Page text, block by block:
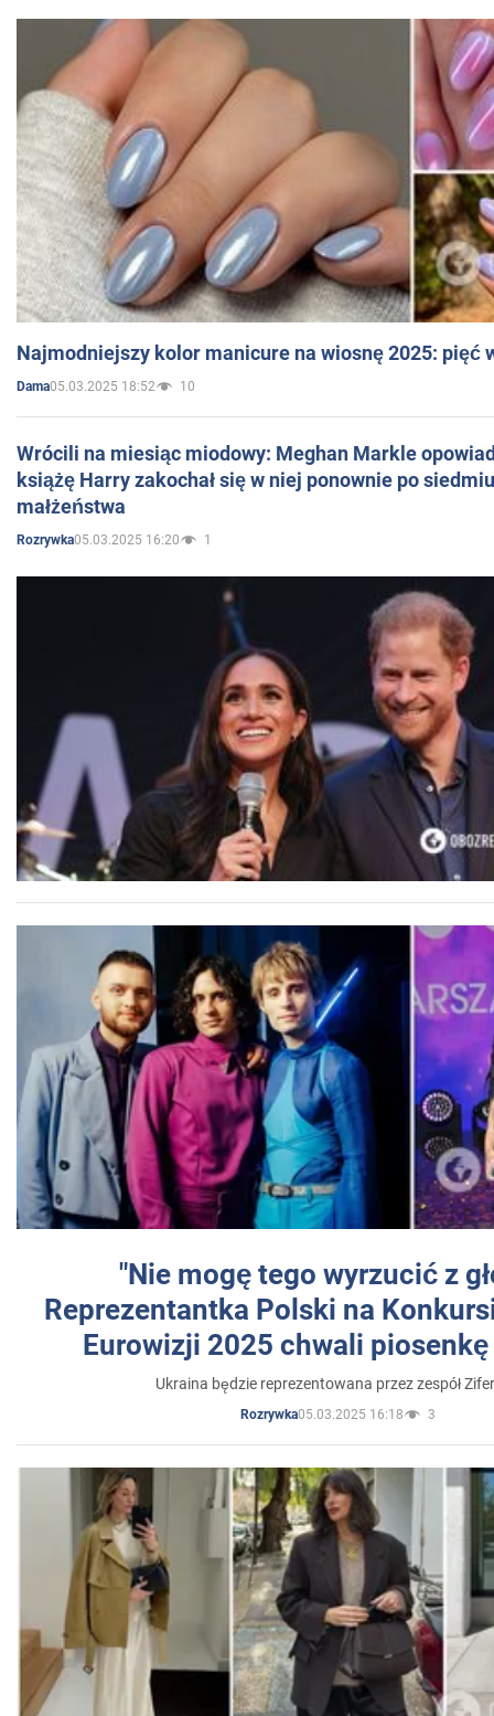
Najmodniejszy kolor manicure na wiosnę 2025: pięć
Dama05.03.2025 18:52 10
Wrócili na miesiąc miodowy: Meghan Markle
książę Harry zakochał się w niej ponownie po
małżeństwa
Rozrywka05.03.2025 16:20 1
"Nie mogę tego wyrzucić z
Reprezentantka Polski na
Eurowizji 2025 chwali
Ukraina będzie reprezentowana przez zespół
Rozrywka05.03.2025 16:18 3